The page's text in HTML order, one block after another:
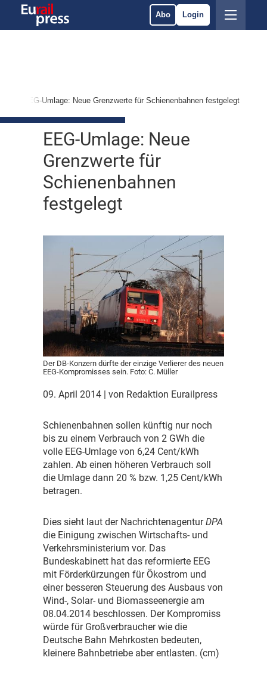
Abo Login
EEG-Umlage: Neue Grenzwerte für Schienenbahnen festgelegt
EEG-Umlage: Neue
Grenzwerte für
Schienenbahnen
festgelegt
Der DB-Konzern dürfte der einzige Verlierer des neuen
EEG-Kompromisses sein. Foto: C. Müller
09. April 2014 | von Redaktion Eurailpress
Schienenbahnen sollen künftig nur noch
bis zu einem Verbrauch von 2 GWh die
volle EEG-Umlage von 6,24 Cent/kWh
zahlen. Ab einen höheren Verbrauch soll
die Umlage dann 20 % bzw. 1,25 Cent/kWh
betragen.
Dies sieht laut der NachrichtenagenturDPA
die Einigung zwischen Wirtschafts- und
Verkehrsministerium vor. Das
Bundeskabinett hat das reformierte EEG
mit Förderkürzungen für Ökostrom und
einer besseren Steuerung des Ausbaus von
Wind-, Solar- und Biomasseenergie am
08.04.2014 beschlossen. Der Kompromiss
würde für Großverbraucher wie die
Deutsche Bahn Mehrkosten bedeuten,
kleinere Bahnbetriebe aber entlasten. (cm)